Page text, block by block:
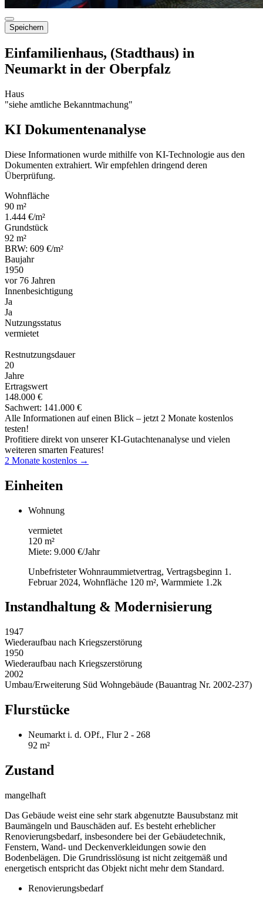
Speichern
Einfamilienhaus, (Stadthaus) in
Neumarkt in der Oberpfalz
Haus
"siehe amtliche Bekanntmachung"
KI Dokumentenanalyse
Diese Informationen wurde mithilfe von KI-Technologie aus den
Dokumenten extrahiert. Wir empfehlen dringend deren
Überprüfung.
Wohnfläche
90 m²
1.444 €/m²
Grundstück
92 m²
BRW: 609 €/m²
Baujahr
1950
vor 76 Jahren
Innenbesichtigung
Ja
Ja
Nutzungsstatus
vermietet
Restnutzungsdauer
20
Jahre
Ertragswert
148.000 €
Sachwert: 141.000 €
Alle Informationen auf einen Blick – jetzt 2 Monate kostenlos
testen!
Profitiere direkt von unserer KI-Gutachtenanalyse und vielen
weiteren smarten Features!
2 Monate kostenlos →
Einheiten
Wohnung
vermietet
120 m²
Miete: 9.000 €/Jahr
Unbefristeter Wohnraummietvertrag, Vertragsbeginn 1.
Februar 2024, Wohnfläche 120 m², Warmmiete 1.2k
Instandhaltung & Modernisierung
1947
Wiederaufbau nach Kriegszerstörung
1950
Wiederaufbau nach Kriegszerstörung
2002
Umbau/Erweiterung Süd Wohngebäude (Bauantrag Nr. 2002-237)
Flurstücke
Neumarkt i. d. OPf., Flur 2 - 268
92 m²
Zustand
mangelhaft
Das Gebäude weist eine sehr stark abgenutzte Bausubstanz mit
Baumängeln und Bauschäden auf. Es besteht erheblicher
Renovierungsbedarf, insbesondere bei der Gebäudetechnik,
Fenstern, Wand- und Deckenverkleidungen sowie den
Bodenbelägen. Die Grundrisslösung ist nicht zeitgemäß und
energetisch entspricht das Objekt nicht mehr dem Standard.
Renovierungsbedarf